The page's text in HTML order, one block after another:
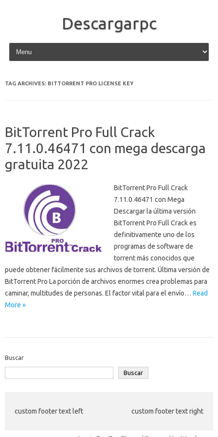
Descargarpc
Skip to content
TAG ARCHIVES: BITTORRENT PRO LICENSE KEY
BitTorrent Pro Full Crack
7.11.0.46471 con mega descarga
gratuita 2022
BitTorrent Pro Full Crack
7.11.0.46471 con Mega
Descargar la última versión
BitTorrent Pro Full Crack es
definitivamente uno de los
programas de software de
torrent más conocidos que
puede obtener fácilmente sus archivos de torrent. Última versión de
BitTorrent Pro La porción de archivos enormes crea problemas para
caminar, multitudes de personas. El factor vital para el envío… Read
More »
Buscar
Buscar
custom footer text left custom footer text right